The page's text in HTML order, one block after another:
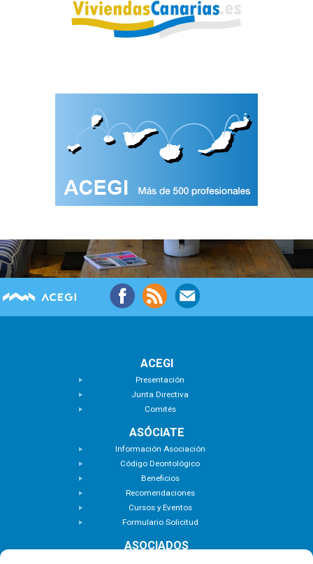
ACEGI
Presentación
Junta Directiva
Comités
ASÓCIATE
Información Asociación
Código Deontológico
Beneficios
Recomendaciones
Cursos y Eventos
Formulario Solicitud
ASOCIADOS